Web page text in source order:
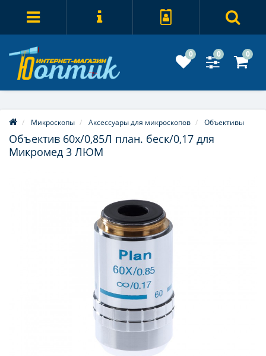
0 0 0
Микроскопы Аксессуары для микроскопов Объективы
Объектив 60х/0,85Л план. беск/0,17 для
Микромед 3 ЛЮМ